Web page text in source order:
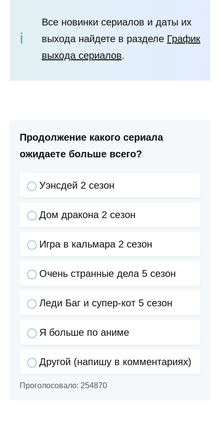
Все новинки сериалов и даты их
выхода найдете в разделе График
выхода сериалов.
Продолжение какого сериала
ожидаете больше всего?
Уэнсдей 2 сезон
Дом дракона 2 сезон
Игра в кальмара 2 сезон
Очень странные дела 5 сезон
Леди Баг и супер-кот 5 сезон
Я больше по аниме
Другой (напишу в комментариях)
Проголосовало: 254870